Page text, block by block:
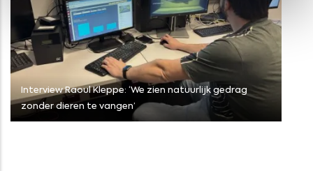
Interview Raoul Kleppe: ‘We zien natuurlijk gedrag
zonder dieren te vangen’